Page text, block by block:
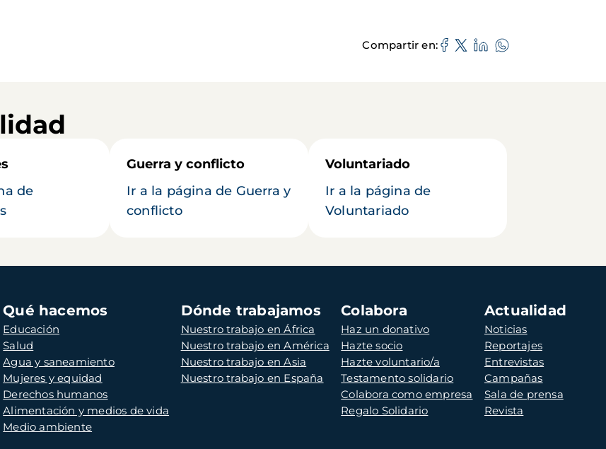
Compartir en
de
Guerra y conflicto
Ir a la página de Guerra y
conflicto
Voluntariado
Ir a la página de
Voluntariado
Qué hacemos
Educación
Salud
Agua y saneamiento
Mujeres y equidad
Derechos humanos
Alimentación y medios de vida
Medio ambiente
Dónde trabajamos
Nuestro trabajo en África
Nuestro trabajo en América
Nuestro trabajo en Asia
Nuestro trabajo en España
Colabora
Haz un donativo
Hazte socio
Hazte voluntario/a
Testamento solidario
Colabora como empresa
Regalo Solidario
Actualidad
Noticias
Reportajes
Entrevistas
Campañas
Sala de prensa
Revista